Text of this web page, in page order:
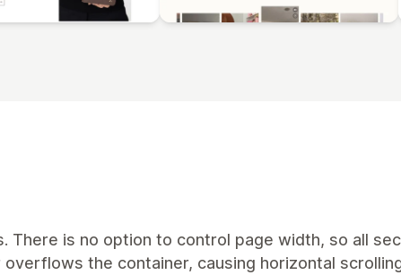
There is no option to control page width, so all
the container, causing horizontal